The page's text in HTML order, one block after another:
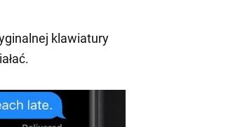
klawiatury